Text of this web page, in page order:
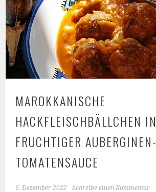
MAROKKANISCHE
HACKFLEISCHBÄLLCHEN IN
FRUCHTIGER AUBERGINEN-
TOMATENSAUCE
6. Dezember 2022 Schreibe einen Kommentar